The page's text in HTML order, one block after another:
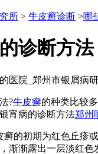
所 > 牛皮癣诊断 >哪
诊断方法
医院_郑州市银屑病
?牛皮癣的种类比较
宵病的诊断方法郑州
初期为红色丘疹或
渐渐露出一层淡红色